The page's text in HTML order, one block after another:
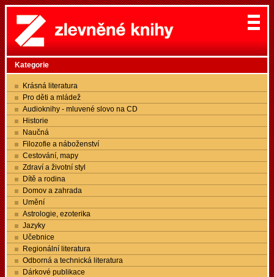
Kategorie
Krásná literatura
Pro děti a mládež
Audioknihy - mluvené slovo na CD
Historie
Naučná
Filozofie a náboženství
Cestování, mapy
Zdraví a životní styl
Dítě a rodina
Domov a zahrada
Umění
Astrologie, ezoterika
Jazyky
Učebnice
Regionální literatura
Odborná a technická literatura
Dárkové publikace